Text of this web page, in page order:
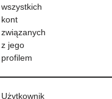
wszystkich
kont
związanych
z jego
profilem
Użytkownik